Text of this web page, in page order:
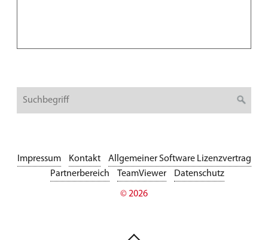
Impressum Kontakt
Allgemeiner Software Lizenzvertrag
Partnerbereich
TeamViewer Datenschutz
© 2026